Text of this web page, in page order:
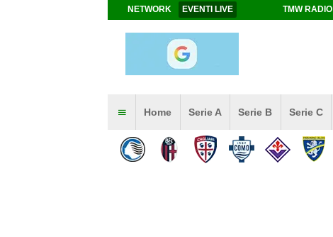
NETWORK EVENTI LIVE TMW RADIO
Home Serie A Serie B Serie C